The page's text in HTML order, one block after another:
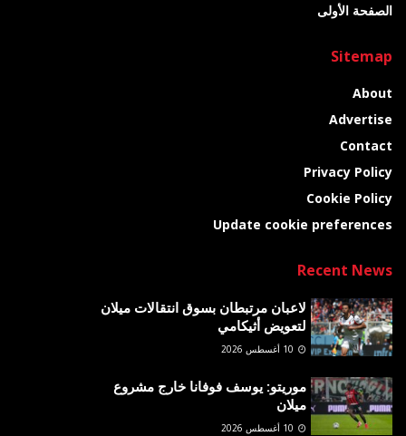
الصفحة الأولى
Sitemap
About
Advertise
Contact
Privacy Policy
Cookie Policy
Update cookie preferences
Recent News
لاعبان مرتبطان بسوق انتقالات ميلان
لتعويض أثيكامي
موريتو: يوسف فوفانا خارج مشروع
ميلان